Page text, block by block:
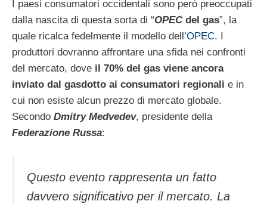
I paesi consumatori occidentali sono però preoccupati
dalla nascita di questa sorta di “OPECdel gas”, la
quale ricalca fedelmente il modello dell’OPEC. I
produttori dovranno affrontare una sfida nei confronti
del mercato, dove il 70% del gas viene ancora
inviato dal gasdotto ai consumatori regionali e in
cui non esiste alcun prezzo di mercato globale.
Secondo Dmitry Medvedev, presidente della
Federazione Russa:
Questo evento rappresenta un fatto
davvero significativo per il mercato. La